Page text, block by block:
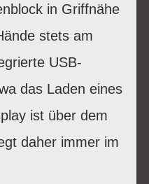
in Griffnähe
stets am
USB-
das Laden eines
ist über dem
daher immer im